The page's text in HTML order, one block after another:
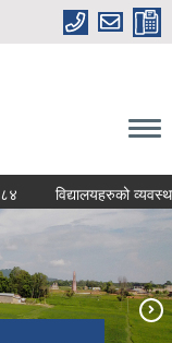
विद्यालयहरुको